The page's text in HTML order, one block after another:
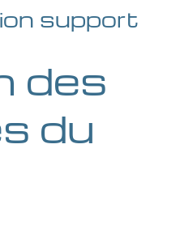
support
des
du